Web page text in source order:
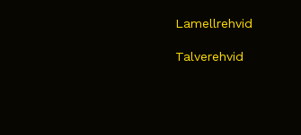
Lamellrehvid
Talverehvid